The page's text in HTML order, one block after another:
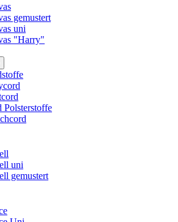
gemustert
uni
"Harry"
Polsterstoffe
uni
gemustert